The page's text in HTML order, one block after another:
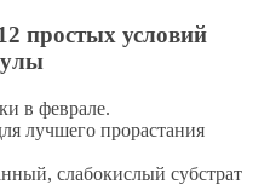
простых условий
в феврале.
лучшего прорастания
слабокислый субстрат